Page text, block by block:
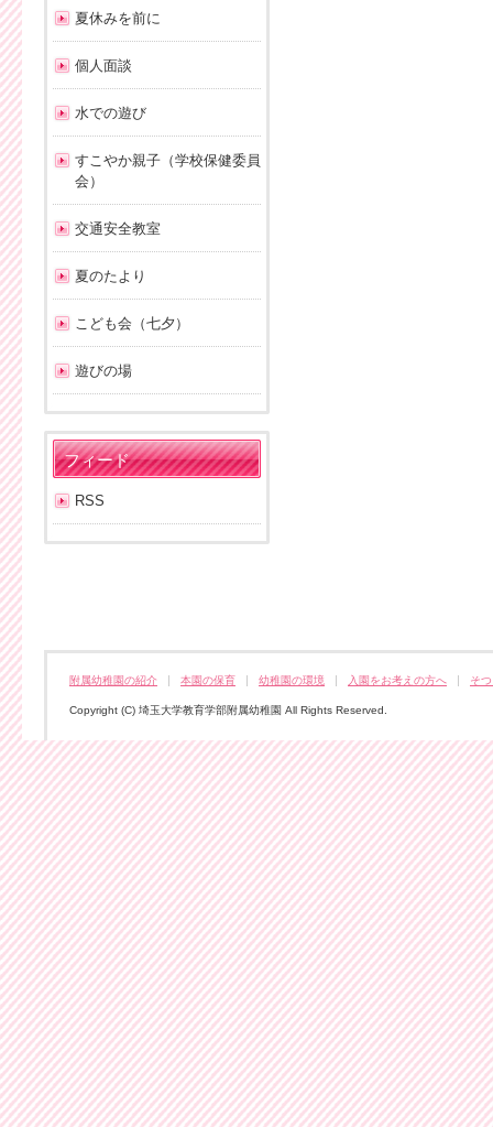
夏休みを前に
個人面談
水での遊び
すこやか親子（学校保健委員
会）
交通安全教室
夏のたより
こども会（七夕）
遊びの場
フィード
RSS
附属幼稚園の紹介 本園の保育 幼稚園の環境 入園をお考えの方へ そ
Copyright (C) 埼玉大学教育学部附属幼稚園 All Rights Reserved.